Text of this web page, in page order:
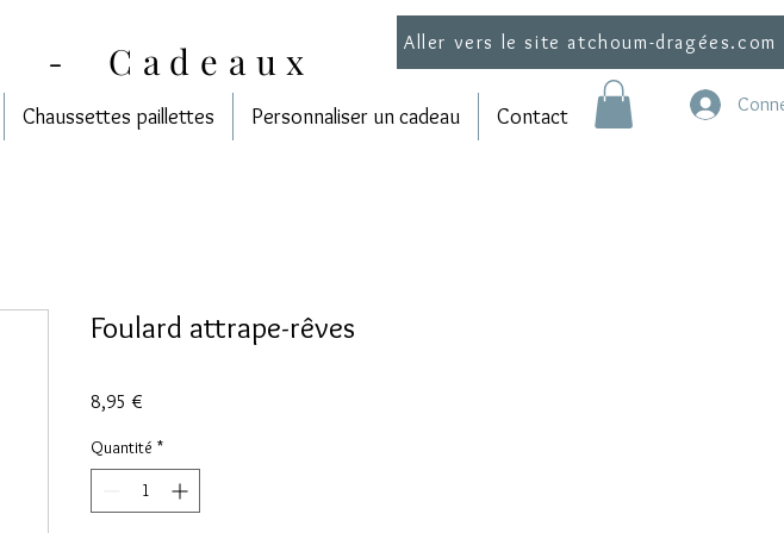
Chaussettes paillettes Personnaliser un cadeau Contact
- Cadeaux Aller vers le site atchoum-dragées.com
Foulard attrape-rêves
8,95 €
Quantité *